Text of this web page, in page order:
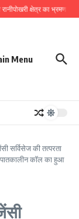
क्षेत्र का भ्रमण कर
Menu
सर्विसेज की तत्परता
कॉल का हुआ